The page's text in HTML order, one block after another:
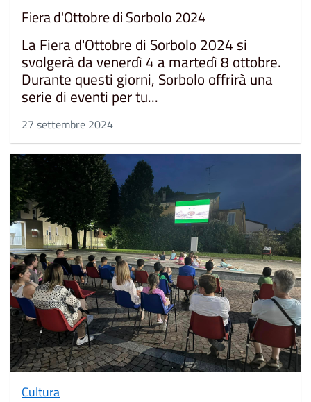
Fiera d'Ottobre di Sorbolo 2024
La Fiera d'Ottobre di Sorbolo 2024 si
svolgerà da venerdì 4 a martedì 8 ottobre.
Durante questi giorni, Sorbolo offrirà una
serie di eventi per tu...
27 settembre 2024
Cultura